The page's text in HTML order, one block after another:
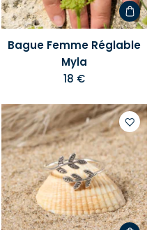
Bague Femme Réglable
Myla
18 €
à
votre
liste